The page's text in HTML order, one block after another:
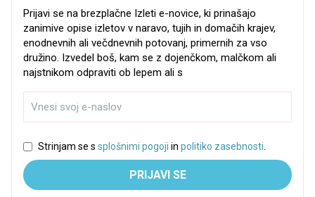
Prijavi se na brezplačne Izleti e-novice, ki prinašajo
zanimive opise izletov v naravo, tujih in domačih krajev,
enodnevnih ali večdnevnih potovanj, primernih za vso
družino. Izvedel boš, kam se z dojenčkom, malčkom ali
najstnikom odpraviti ob lepem ali s
Strinjam se s splošnimi pogoji in politiko zasebnosti.
PRIJAVI SE